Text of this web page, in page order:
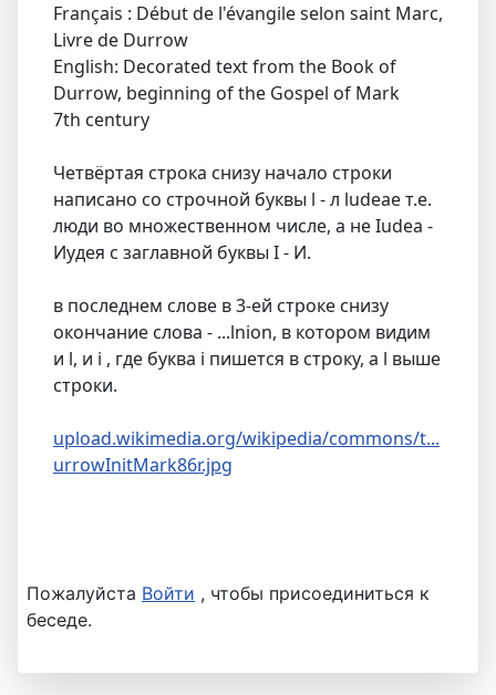
Français : Début de l'évangile selon saint Marc,
Livre de Durrow
English: Decorated text from the Book of
Durrow, beginning of the Gospel of Mark
7th century
Четвёртая строка снизу начало строки
написано со строчной буквы l - л ludeae т.е.
люди во множественном числе, а не Iudea -
Иудея с заглавной буквы I - И.
в последнем слове в 3-ей строке снизу
окончание слова - ...lnion, в котором видим
и l, и i , где буква i пишется в строку, а l выше
строки.
upload.wikimedia.org/wikipedia/commons/t...
urrowInitMark86r.jpg
Пожалуйста Войти , чтобы присоединиться к
беседе.